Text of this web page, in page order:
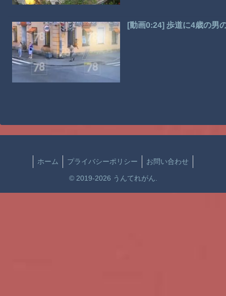
[動画0:24] 歩道に4歳の男
ホーム プライバシーポリシー お問い合わせ
© 2019-2026 うんてれがん.